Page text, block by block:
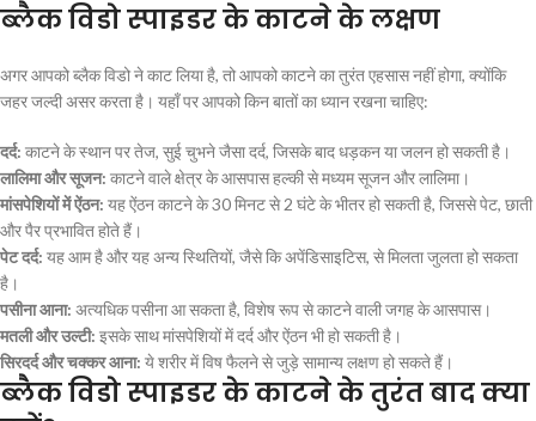
ब्लैक विडो स्पाइडर के काटने के लक्षण
अगर आपको ब्लैक विडो ने काट लिया है, तो आपको काटने का तुरंत एहसास नहीं होगा, क्योंकि
जहर जल्दी असर करता है। यहाँ पर आपको किन बातों का ध्यान रखना चाहिए:
दर्द: काटने के स्थान पर तेज, सुई चुभने जैसा दर्द, जिसके बाद धड़कन या जलन हो सकती है।
लालिमा और सूजन: काटने वाले क्षेत्र के आसपास हल्की से मध्यम सूजन और लालिमा।
मांसपेशियों में ऐंठन: यह ऐंठन काटने के 30 मिनट से 2 घंटे के भीतर हो सकती है, जिससे पेट, छाती
और पैर प्रभावित होते हैं।
पेट दर्द: यह आम है और यह अन्य स्थितियों, जैसे कि अपेंडिसाइटिस, से मिलता जुलता हो सकता
है।
पसीना आना: अत्यधिक पसीना आ सकता है, विशेष रूप से काटने वाली जगह के आसपास।
मतली और उल्टी: इसके साथ मांसपेशियों में दर्द और ऐंठन भी हो सकती है।
सिरदर्द और चक्कर आना: ये शरीर में विष फैलने से जुड़े सामान्य लक्षण हो सकते हैं।
ब्लैक विडो स्पाइडर के काटने के तुरंत बाद क्या